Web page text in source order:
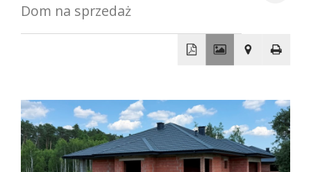
firmie
Oferty
Dom na sprzedaż
−